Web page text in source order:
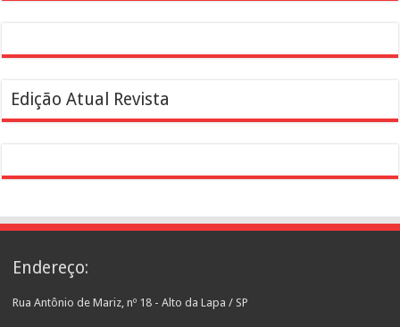
Edição Atual Revista
Endereço:
Rua Antônio de Mariz, nº 18 - Alto da Lapa / SP